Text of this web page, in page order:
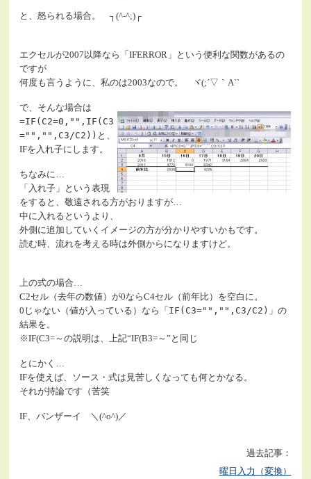
と、怒られる場合。 ┐(^-^;)┌
エクセルが2007以降なら「IFERROR」という便利な関数があるの
ですが
何度も言うように、私のは2003なので。 ヾ(;´▽｀A``
で、そんな場合は
=IF(C2=0,"",IF(C3
="","",C3/C2)) と、
IFを入れ子にします。
ちなみに…
「入れ子」という表現
をすると、敬遠される方がおりますが…
中に入れるというより、
外側に追加していくイメージの方が分かりやすいかもです。
読む時、流れを考える時は外側からになりますけど。
上の式の場合…
C2セル（去年の数値）が0ならC4セル（前年比）を空白に。
0じゃない（値が入っている）なら「 IF(C3="","",C3/C2) 」の
結果を。
※IF(C3=～の説明は、上記“IF(B3=～”と同じ
とにかく…
IFを使えば、ソース・式は見苦しくなっても何とかなる。
それが持論です（苦笑
IF、バンザーイ ＼(^o^)／
過去記事：
曜日入力（変換）